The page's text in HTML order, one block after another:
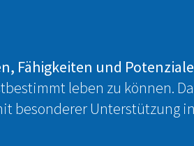
Fähigkeiten und
leben zu können.
besonderer Unterstützung